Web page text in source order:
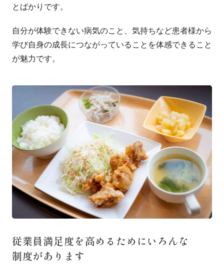
とばかりです。
自分が体験できない病気のこと、気持ちなど患者様から
学び自身の成長につながっていることを体感できること
が魅力です。
従業員満足度を高める ためにいろんな
制度があります